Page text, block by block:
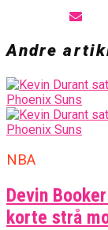
Andre
NBA
Devin
korte strå